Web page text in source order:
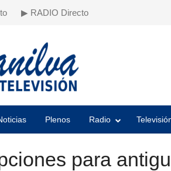
▶ RADIO Directo
Plenos Radio
para